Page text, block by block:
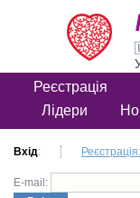
Реєстрація
Лідери
Вхід: Реєстрація:
E-mail: